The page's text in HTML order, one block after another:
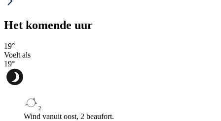
Het komende uur
19°
Voelt als
19°
2
Wind vanuit oost, 2 beaufort.